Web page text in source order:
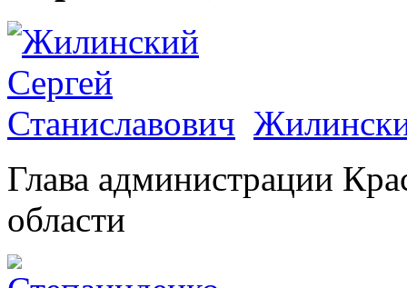
Глава администрации
области